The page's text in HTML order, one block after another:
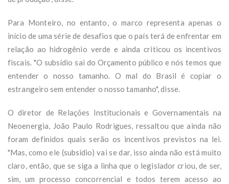
Para Monteiro, no entanto, o marco representa apenas o
início de uma série de desafios que o país terá de enfrentar em
relação ao hidrogênio verde e ainda criticou os incentivos
fiscais. "O subsídio sai do Orçamento público e nós temos que
entender o nosso tamanho. O mal do Brasil é copiar o
estrangeiro sem entender o nosso tamanho", disse.
O diretor de Relações Institucionais e Governamentais na
Neoenergia, João Paulo Rodrigues, ressaltou que ainda não
foram definidos quais serão os incentivos previstos na lei.
"Mas, como ele (subsídio) vai se dar, isso ainda não está muito
claro, então, que se siga a linha que o legislador criou, de ser,
sim, um processo concorrencial e todos terem acesso ao